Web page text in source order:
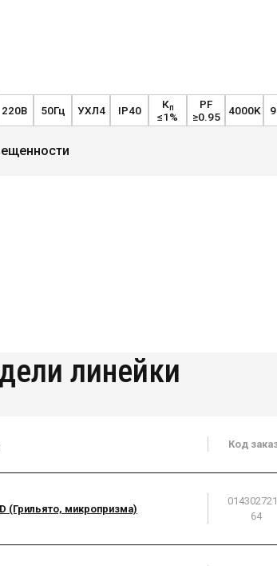
220В 50Гц УХЛ4 IP40 Кп
≤1%
PF
≥0.95
4000K
линейки
Код
(Грильято, микропризма)
64